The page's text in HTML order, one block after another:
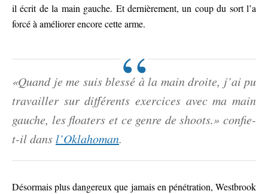
il écrit de la main gauche. Et dernièrement, un coup du sort l’a
forcé à améliorer encore cette arme.
«Quand je me suis blessé à la main droite, j’ai pu
travailler sur différents exercices avec ma main
gauche, les floaters et ce genre de shoots.» confie-
t-il dansl’Oklahoman.
Désormais plus dangereux que jamais en pénétration, Westbrook